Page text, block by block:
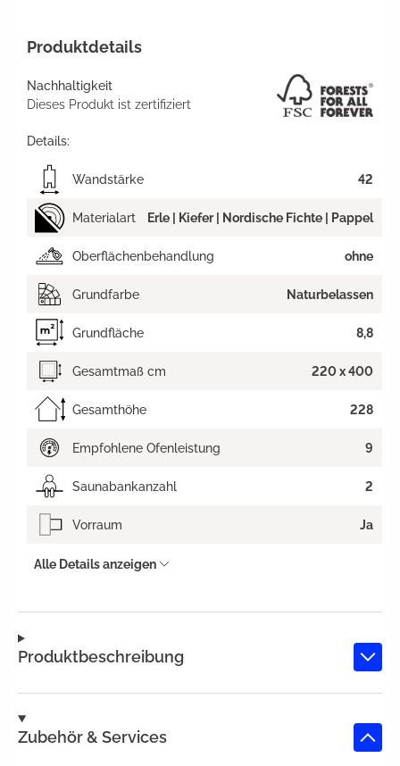
Produktbeschreibung
Zubehör & Services
Produktdetails
Nachhaltigkeit
Dieses Produkt ist zertifiziert
Details:
Wandstärke 42
Materialart Erle | Kiefer | Nordische Fichte | Pappel
Oberflächenbehandlung ohne
Grundfarbe Naturbelassen
Grundfläche 8,8
Gesamtmaß cm 220 x 400
Gesamthöhe 228
Empfohlene Ofenleistung 9
Saunabankanzahl 2
Vorraum Ja
Alle Details anzeigen